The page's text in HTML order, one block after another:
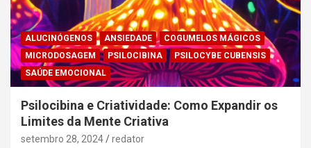
ALUCINÓGENOS ANSIEDADE
COGUMELOS MÁGICOS
MICRODOSAGEM
PSILOCIBINA
PSILOCYBE CUBENSIS
SAÚDE EMOCIONAL
Psilocibina e Criatividade: Como Expandir os
Limites da Mente Criativa
setembro 28, 2024 redator